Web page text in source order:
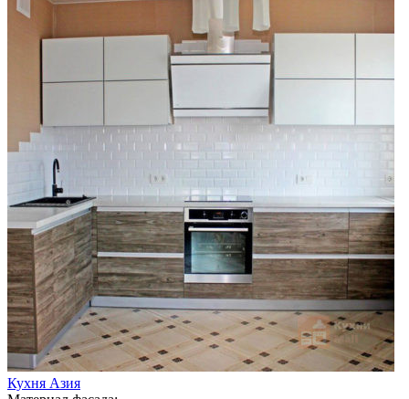
Кухня Азия